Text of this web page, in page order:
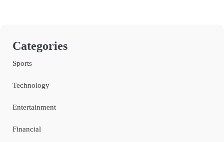
Categories
Sports
Technology
Entertainment
Financial